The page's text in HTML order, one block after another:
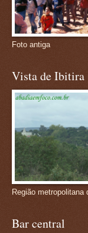
Foto antiga
Vista de Ibitira
Região metropolitana
Bar central